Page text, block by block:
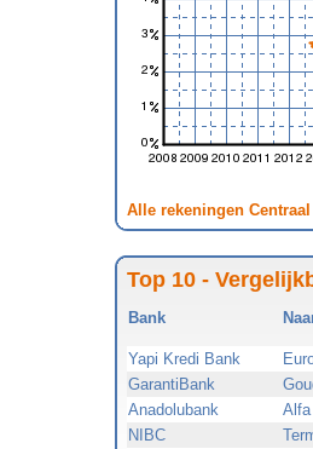
Alle rekeningen Centraal
Top 10 -
Bank
Yapi Kredi Bank
GarantiBank
Anadolubank
Alfa
NIBC